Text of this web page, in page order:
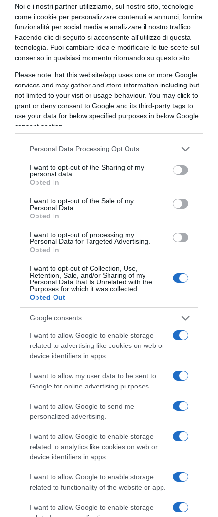
Noi e i nostri partner utilizziamo, sul nostro sito, tecnologie
come i cookie per personalizzare contenuti e annunci, fornire
funzionalità per social media e analizzare il nostro traffico.
Facendo clic di seguito si acconsente all'utilizzo di questa
tecnologia. Puoi cambiare idea e modificare le tue scelte sul
consenso in qualsiasi momento ritornando su questo sito
Please note that this website/app uses one or more Google
services and may gather and store information including but
not limited to your visit or usage behaviour. You may click to
grant or deny consent to Google and its third-party tags to
use your data for below specified purposes in below Google
consent section.
Personal Data Processing Opt Outs
I want to opt-out of the Sharing of my
personal data.
Opted In
I want to opt-out of the Sale of my
Personal Data.
Opted In
I want to opt-out of processing my
Personal Data for Targeted Advertising.
Opted In
I want to opt-out of Collection, Use,
Retention, Sale, and/or Sharing of my
Personal Data that Is Unrelated with the
Purposes for which it was collected.
Opted Out
Google consents
I want to allow Google to enable storage
related to advertising like cookies on web or
device identifiers in apps.
I want to allow my user data to be sent to
Google for online advertising purposes.
I want to allow Google to send me
personalized advertising.
I want to allow Google to enable storage
related to analytics like cookies on web or
device identifiers in apps.
I want to allow Google to enable storage
related to functionality of the website or app.
I want to allow Google to enable storage
Ma torniamo agli scali ferroviari. Di Termini si è
detto, della Centrale a Milano si è detto, ma a
Tiburtina non è diverso e c’è in accoppiata il
Terminale delle corriere che è da sempre feudo
degli zingari. Basta girarlo il paese dissetato,
collegando con i puntini le mappe delle sue
stazioni che tracciano un percorso criminale: a
Firenze come a Bologna, a Napoli come a Genova,
a Milano e a Roma.Sono tutte città, vedi caso,
governate dal Pd
interessato ha favorito una situazione forse
inevitabile ma quanto meno arginabile. Non
essendo pensabile, non essendo accettabile che si
Tutti sanno che a Milano come a Roma come a
Firenze come a Bologna il partito rosso ha chiuso
gli occhi di fronte all’immigrazione balorda,
all’integrazione che non c’era, alla sostenibilità
insostenibile per miserabili questioni di
tornaconto elettorale; se adesso i mocciosi
esaltati come iSimba la Rue e i Baby Gangsi
sfidano a colpi di machete da corso Como fino in
periferia, è perché gli è stato concesso:il sindaco
, con il suo assessore alla mobilità che è più
oltranzista di Greta, pensa alle alchimie per
stroncare il traffico con questa precisa
motivazione: “I milanesi hanno diritto all’aria
pura”. Cioè qualcosa che non hanno mai avuto e
mai avranno, non vivendo in alta montagna. Ma i
milanesi, come i romani di Gualtieri, avrebbero
anzitutto diritto a respirare come che sia, a
spostarsi e a non farsi staccare la testa dal collo.
In via Padovale gang dei sudamericani e degli
africani si sfidano e non da oggi
a partire dalle sue stazioni: Padova sembra un
sobborgo di Nairobi ed è il nucleo di una
organizzazione mafiosa dedita al racket della